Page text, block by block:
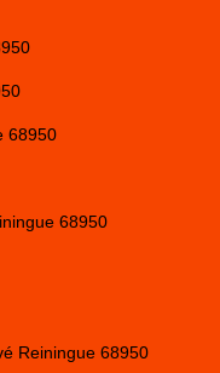
68950
68950
Reiningue 68950